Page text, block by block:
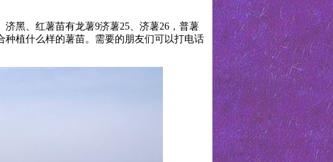
黑、红薯苗有龙薯9济薯25、济薯26，普薯
植什么样的薯苗。需要的朋友们可以打电话